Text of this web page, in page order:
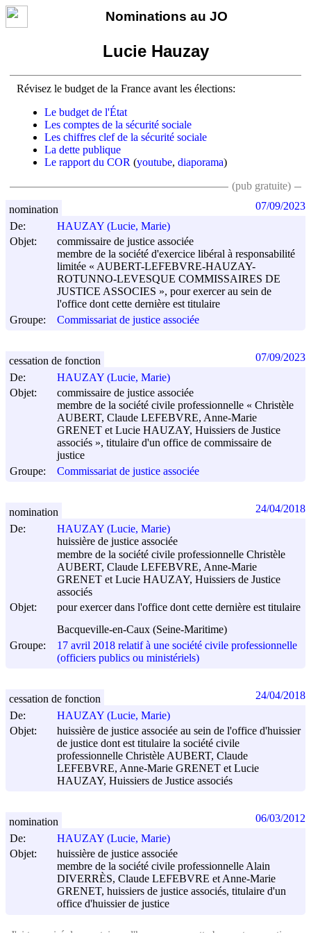
Nominations au JO
Lucie Hauzay
Révisez le budget de la France avant les élections:
Le budget de l'État
Les comptes de la sécurité sociale
Les chiffres clef de la sécurité sociale
La dette publique
Le rapport du COR (youtube, diaporama)
(pub gratuite)
De:
HAUZAY (Lucie, Marie)
Objet:
commissaire de justice associée
membre de la société d'exercice libéral à responsabilité
limitée « AUBERT-LEFEBVRE-HAUZAY-
ROTUNNO-LEVESQUE COMMISSAIRES DE
JUSTICE ASSOCIES », pour exercer au sein de
l'office dont cette dernière est titulaire
Groupe:
Commissariat de justice associée
nomination 07/09/2023
De:
HAUZAY (Lucie, Marie)
Objet:
commissaire de justice associée
membre de la société civile professionnelle « Christèle
AUBERT, Claude LEFEBVRE, Anne-Marie
GRENET et Lucie HAUZAY, Huissiers de Justice
associés », titulaire d'un office de commissaire de
justice
Groupe:
Commissariat de justice associée
cessation de fonction 07/09/2023
De:
HAUZAY (Lucie, Marie)
huissière de justice associée
membre de la société civile professionnelle Christèle
AUBERT, Claude LEFEBVRE, Anne-Marie
GRENET et Lucie HAUZAY, Huissiers de Justice
associés
Objet:
pour exercer dans l'office dont cette dernière est titulaire
Bacqueville-en-Caux (Seine-Maritime)
Groupe:
17 avril 2018 relatif à une société civile professionnelle
(officiers publics ou ministériels)
nomination 24/04/2018
De:
HAUZAY (Lucie, Marie)
Objet:
huissière de justice associée au sein de l'office d'huissier
de justice dont est titulaire la société civile
professionnelle Christèle AUBERT, Claude
LEFEBVRE, Anne-Marie GRENET et Lucie
HAUZAY, Huissiers de Justice associés
cessation de fonction 24/04/2018
De:
HAUZAY (Lucie, Marie)
Objet:
huissière de justice associée
membre de la société civile professionnelle Alain
DIVERRÈS, Claude LEFEBVRE et Anne-Marie
GRENET, huissiers de justice associés, titulaire d'un
office d'huissier de justice
nomination 06/03/2012